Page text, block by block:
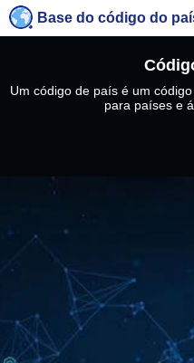
Base do código do
Um código de país é um
para países e